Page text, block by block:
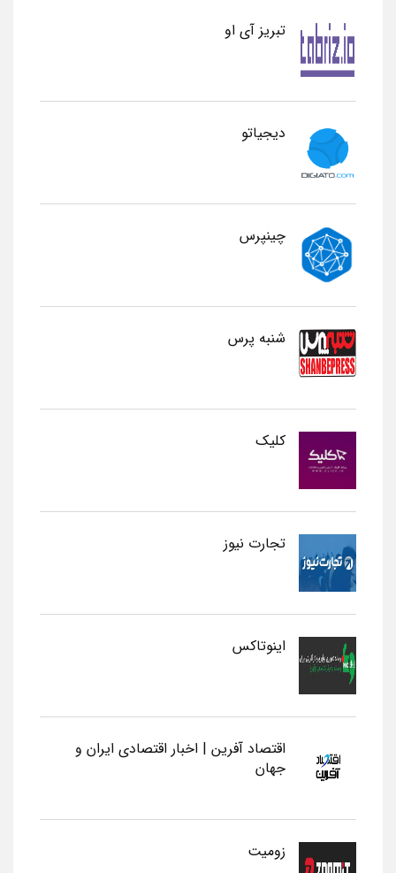
تبریز آی او
دیجیاتو
چینپرس
شنبه پرس
کلیک
تجارت نیوز
اینوتاکس
اقتصاد آفرین | اخبار اقتصادی ایران و
جهان
زومیت